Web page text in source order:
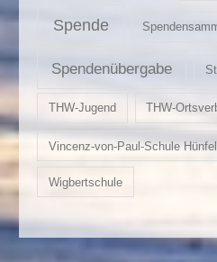
Spende
Spendenübergabe
THW-Jugend THW-
Vincenz-von-Paul-Schule
Wigbertschule